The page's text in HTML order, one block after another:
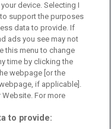
device. Selecting I
support the purposes
data to provide. If
ads you see may not
this menu to change
time by clicking the
webpage [or the
if applicable].
For more
to provide: